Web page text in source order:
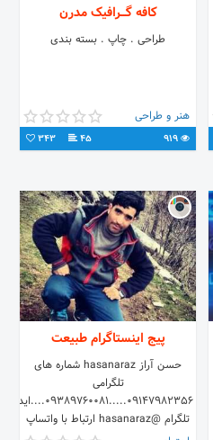
کافه گـــرافیک مدرن
طراحی . چاپ . بسته بندی
هنر و طراحی
45
343
پیج اینستاگرام طبیعت
حسن آراز hasanaraz شماره های
تلگرامی
09147982356.....09389760081....ایدی
تلگرام @hasanaraz ارتباط با واتساپ